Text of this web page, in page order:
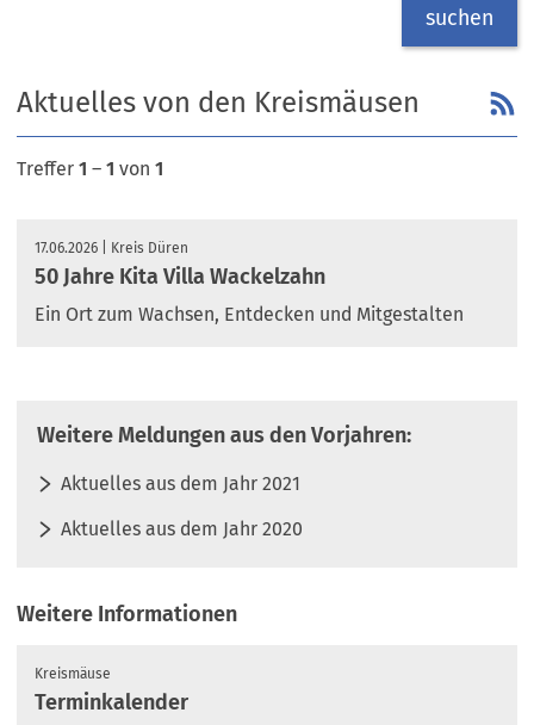
suchen
Aktuelles von den Kreismäusen
Suchergebnis
als
RSS-
Treffer1 –1 von1
17.06.2026 Kreis Düren
50 Jahre Kita Villa Wackelzahn
Ein Ort zum Wachsen, Entdecken und Mitgestalten
Weitere Meldungen aus den Vorjahren:
Aktuelles aus dem Jahr 2021
Aktuelles aus dem Jahr 2020
Weitere Informationen
Kreismäuse
Terminkalender